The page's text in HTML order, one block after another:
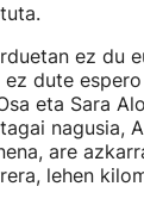
ez du
ez dute
eta Sara
nagusia,
are
lehen